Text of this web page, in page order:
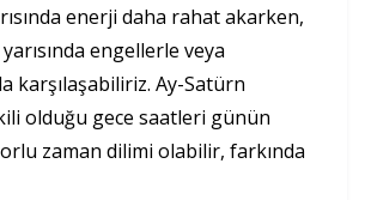
enerji daha rahat akarken,
engellerle veya
karşılaşabiliriz. Ay-Satürn
olduğu gece saatleri günün
zaman dilimi olabilir, farkında